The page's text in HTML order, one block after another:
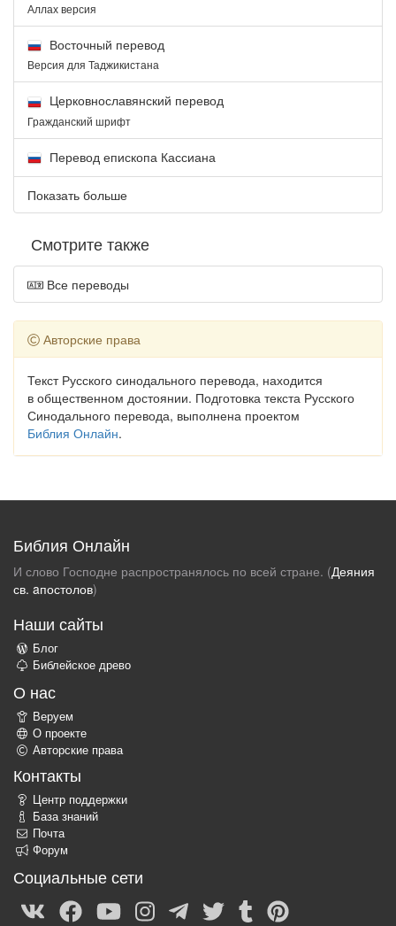
Аллах версия
Восточный перевод
Версия для Таджикистана
Церковнославянский перевод
Гражданский шрифт
Перевод епископа Кассиана
Показать больше
Смотрите также
Все переводы
Авторские права
Текст Русского синодального перевода, находится
в общественном достоянии. Подготовка текста Русского
Синодального перевода, выполнена проектом
Библия Онлайн.
Библия Онлайн
И слово Господне распространялось по всей стране. (Деяния
св. aпостолов)
Наши сайты
Блог
Библейское древо
О нас
Веруем
О проекте
Авторские права
Контакты
Центр поддержки
База знаний
Почта
Форум
Социальные сети